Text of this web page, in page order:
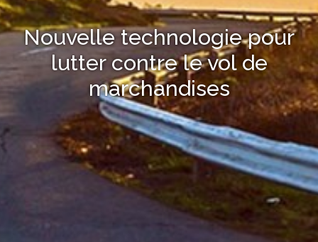
Nouvelle technologie pour
lutter contre le vol de
marchandises